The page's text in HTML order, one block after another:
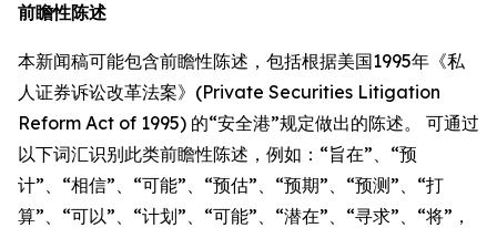
前瞻性陈述
本新闻稿可能包含前瞻性陈述，包括根据美国1995年《私
人证券诉讼改革法案》(Private Securities Litigation
Reform Act of 1995) 的“安全港”规定做出的陈述。 可通过
以下词汇识别此类前瞻性陈述，例如：“旨在”、“预
计”、“相信”、“可能”、“预估”、“预期”、“预测”、“打
算”、“可以”、“计划”、“可能”、“潜在”、“寻求”、“将”，